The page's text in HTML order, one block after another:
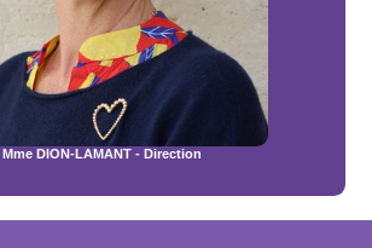
Mme DION-LAMANT - Direction